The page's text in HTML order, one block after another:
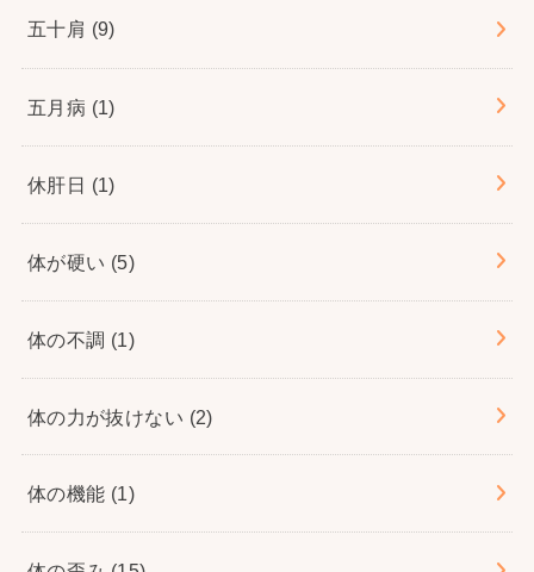
五十肩 (9)
五月病 (1)
休肝日 (1)
体が硬い (5)
体の不調 (1)
体の力が抜けない (2)
体の機能 (1)